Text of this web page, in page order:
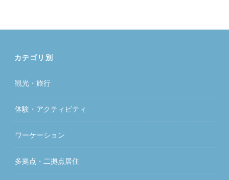
カテゴリ別
観光・旅行
体験・アクティビティ
ワーケーション
多拠点・二拠点居住